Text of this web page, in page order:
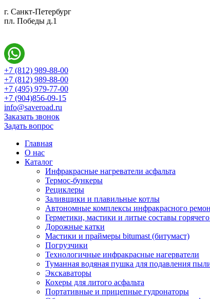
г. Санкт-Петербург
пл. Победы д.1
+7 (812) 989-88-00
+7 (812) 989-88-00
+7 (495) 979-77-00
+7 (904)856-09-15
info@saveroad.ru
Заказать звонок
Задать вопрос
Главная
О нас
Каталог
Инфракрасные нагреватели асфальта
Термос-бункеры
Рециклеры
Заливщики и плавильные котлы
Автономные комплексы инфракрасного
Герметики, мастики и литые составы
Дорожные катки
Мастики и праймеры bitumast (битумаст)
Погрузчики
Технологичные инфракрасные нагерватели
Туманная водяная пушка для подавления
Экскаваторы
Кохеры для литого асфальта
Портативные и прицепные гудронаторы